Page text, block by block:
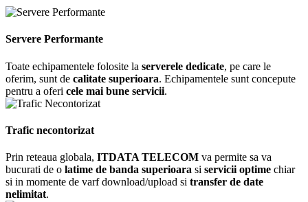
Servere Performante
Toate echipamentele folosite la serverele dedicate, pe care le
oferim, sunt de calitate superioara. Echipamentele sunt concepute
pentru a oferi cele mai bune servicii.
Trafic necontorizat
Prin reteaua globala, ITDATA TELECOM va permite sa va
bucurati de o latime de banda superioara si servicii optime chiar
si in momente de varf download/upload si transfer de date
nelimitat.